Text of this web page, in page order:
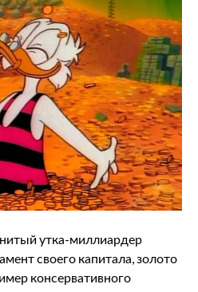
утка-миллиардер
своего капитала, золото
консервативного